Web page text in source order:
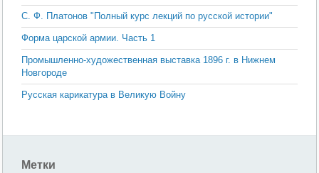
С. Ф. Платонов "Полный курс лекций по русской истории"
Форма царской армии. Часть 1
Промышленно-художественная выставка 1896 г. в Нижнем
Новгороде
Русская карикатура в Великую Войну
Метки